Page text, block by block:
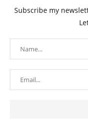
Subscribe my